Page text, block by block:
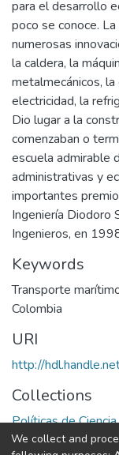
para el desarrollo
poco se conoce.
numerosas
la caldera, la
metalmecánicos,
electricidad, la
Dio lugar a la
comenzaban o
escuela admirable
administrativas y
importantes
Ingeniería Diodoro
Ingenieros, en
Keywords
Transporte
Colombia
URI
http://
Collections
Políticas de
We collect and